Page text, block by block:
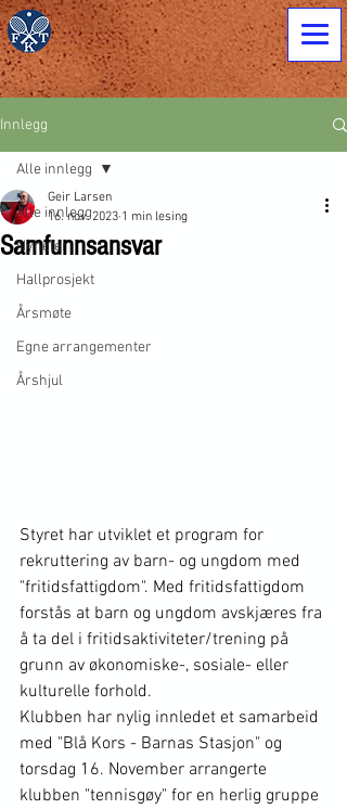
Innlegg
Alle innlegg
Nyheter
Hallprosjekt
Årsmøte
Egne arrangementer
Årshjul
Alle innlegg
Samfunnsansvar
Geir Larsen
16. nov. 2023 1 min lesing
Styret har utviklet et program for
rekruttering av barn- og ungdom med
"fritidsfattigdom". Med fritidsfattigdom
forstås at barn og ungdom avskjæres fra
å ta del i fritidsaktiviteter/trening på
grunn av økonomiske-, sosiale- eller
kulturelle forhold.
Klubben har nylig innledet et samarbeid
med "Blå Kors - Barnas Stasjon" og
torsdag 16. November arrangerte
klubben "tennisgøy" for en herlig gruppe